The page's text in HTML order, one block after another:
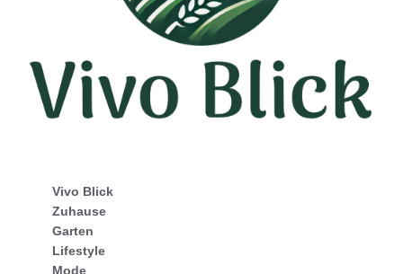
Vivo Blick
Zuhause
Garten
Lifestyle
Mode